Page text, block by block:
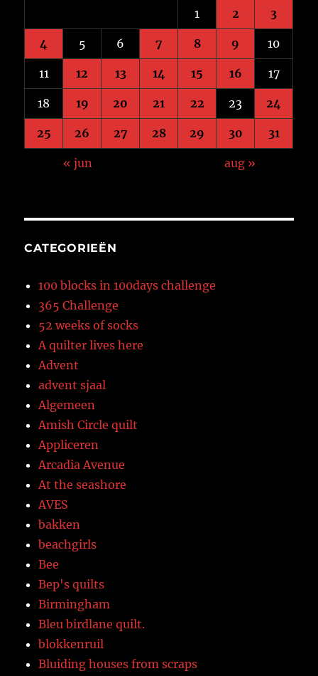
1 2 3
4 5 6 7 8 9 10
11 12 13 14 15 16 17
18 19 20 21 22 23 24
25 26 27 28 29 30 31
« jun aug »
CATEGORIEËN
100 blocks in 100days challenge
365 Challenge
52 weeks of socks
A quilter lives here
Advent
advent sjaal
Algemeen
Amish Circle quilt
Appliceren
Arcadia Avenue
At the seashore
AVES
bakken
beachgirls
Bee
Bep's quilts
Birmingham
Bleu birdlane quilt.
blokkenruil
Bluiding houses from scraps